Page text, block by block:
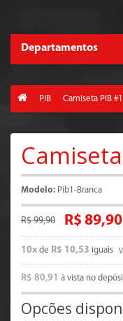
Departamentos
PIB Camiseta PIB
Modelo: Pib1-Branca
R$ 99,90 R$ 89,90
10x de R$ 10,53 iguais
R$ 80,91 à vista no
Opcões